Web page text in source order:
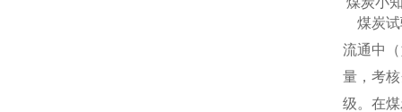
煤炭试
流通中
量，考
级。在